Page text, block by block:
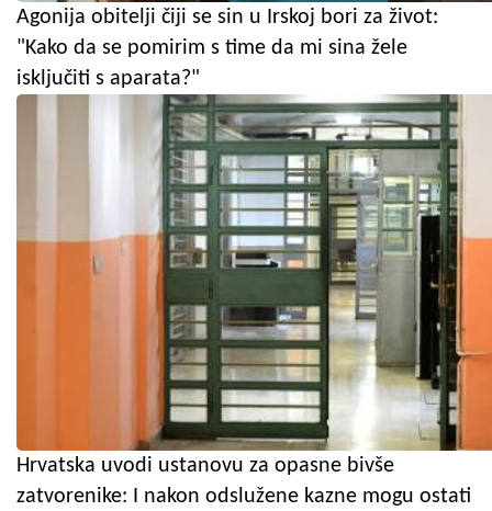
Agonija obitelji čiji se sin u Irskoj bori za život:
"Kako da se pomirim s time da mi sina žele
isključiti s aparata?"
Hrvatska uvodi ustanovu za opasne bivše
zatvorenike: I nakon odslužene kazne mogu ostati